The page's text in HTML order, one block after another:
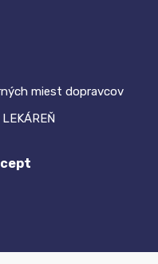
miest dopravcov